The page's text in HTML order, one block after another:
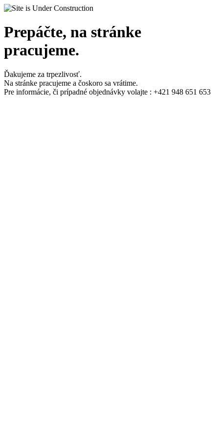
Prepáčte, na stránke
pracujeme.
Ďakujeme za trpezlivosť.
Na stránke pracujeme a čoskoro sa vrátime.
Pre informácie, či prípadné objednávky volajte : +421 948 651 653